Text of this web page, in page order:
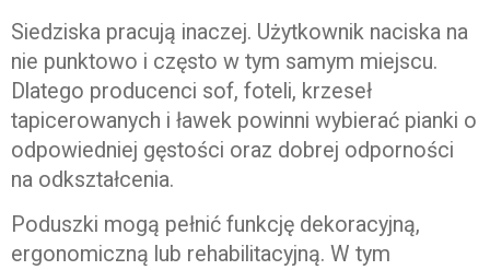
Siedziska pracują inaczej. Użytkownik naciska na
nie punktowo i często w tym samym miejscu.
Dlatego producenci sof, foteli, krzeseł
tapicerowanych i ławek powinni wybierać pianki o
odpowiedniej gęstości oraz dobrej odporności
na odkształcenia.
Poduszki mogą pełnić funkcję dekoracyjną,
ergonomiczną lub rehabilitacyjną. W tym